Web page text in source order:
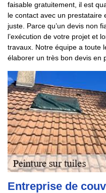
faisable gratuitement, il est
le contact avec un prestataire
juste. Parce qu’un devis non
l’exécution de votre projet et
travaux. Notre équipe a toute
élaborer un très bon devis en
Entreprise de